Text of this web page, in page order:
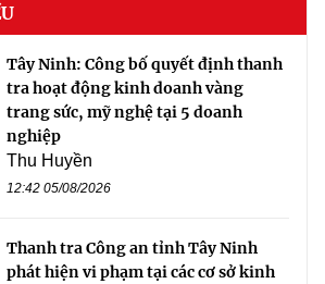
Tây Ninh: Công bố quyết định thanh
tra hoạt động kinh doanh vàng
trang sức, mỹ nghệ tại 5 doanh
nghiệp
Thu Huyền
12:42 05/08/2026
Thanh tra Công an tỉnh Tây Ninh
phát hiện vi phạm tại các cơ sở kinh